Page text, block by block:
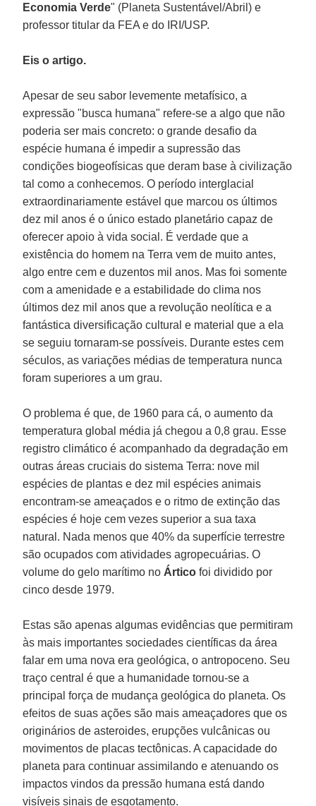
Economia Verde" (Planeta Sustentável/Abril) e
professor titular da FEA e do IRI/USP.
Eis o artigo.
Apesar de seu sabor levemente metafísico, a
expressão "busca humana" refere-se a algo que não
poderia ser mais concreto: o grande desafio da
espécie humana é impedir a supressão das
condições biogeofísicas que deram base à civilização
tal como a conhecemos. O período interglacial
extraordinariamente estável que marcou os últimos
dez mil anos é o único estado planetário capaz de
oferecer apoio à vida social. É verdade que a
existência do homem na Terra vem de muito antes,
algo entre cem e duzentos mil anos. Mas foi somente
com a amenidade e a estabilidade do clima nos
últimos dez mil anos que a revolução neolítica e a
fantástica diversificação cultural e material que a ela
se seguiu tornaram-se possíveis. Durante estes cem
séculos, as variações médias de temperatura nunca
foram superiores a um grau.
O problema é que, de 1960 para cá, o aumento da
temperatura global média já chegou a 0,8 grau. Esse
registro climático é acompanhado da degradação em
outras áreas cruciais do sistema Terra: nove mil
espécies de plantas e dez mil espécies animais
encontram-se ameaçados e o ritmo de extinção das
espécies é hoje cem vezes superior a sua taxa
natural. Nada menos que 40% da superfície terrestre
são ocupados com atividades agropecuárias. O
volume do gelo marítimo no Árticofoi dividido por
cinco desde 1979.
Estas são apenas algumas evidências que permitiram
às mais importantes sociedades científicas da área
falar em uma nova era geológica, o antropoceno. Seu
traço central é que a humanidade tornou-se a
principal força de mudança geológica do planeta. Os
efeitos de suas ações são mais ameaçadores que os
originários de asteroides, erupções vulcânicas ou
movimentos de placas tectônicas. A capacidade do
planeta para continuar assimilando e atenuando os
impactos vindos da pressão humana está dando
visíveis sinais de esgotamento.